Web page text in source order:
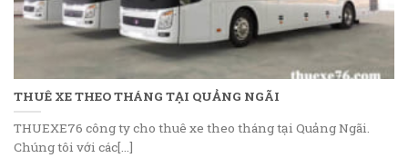
THUÊ XE THEO THÁNG TẠI QUẢNG NGÃI
THUEXE76 công ty cho thuê xe theo tháng tại Quảng Ngãi.
Chúng tôi với các[...]